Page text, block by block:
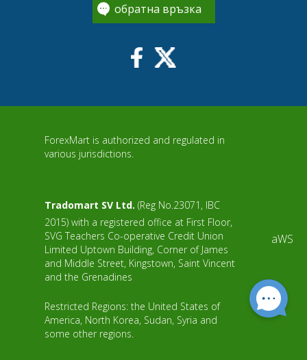
обратна връзка
ForexMart is authorized and regulated in
various jurisdictions.
Tradomart SV Ltd. (Reg No.23071, IBC
2015) with a registered office at First Floor,
SVG Teachers Co-operative Credit Union
Limited Uptown Building, Corner of James
and Middle Street, Kingstown, Saint Vincent
and the Grenadines
Restricted Regions: the United States of
America, North Korea, Sudan, Syria and
some other regions.
aWS